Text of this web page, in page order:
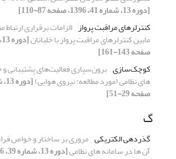
[دوره 13، شماره 41، 1396، صفحه 87-110]
کنترلرهای مراقبت پرواز الزامات برقراری
مابین کنترلرهای مراقبت پرواز با خلبانان
صفحه 143-161]
کوچک‌سازی برون‌سپاری فعالیت‌های پشتیبانی
های نظامی (مورد مطالعه: نیروی هوایی)
صفحه 29-51]
گ
گذردهی الکتریکی مروری بر ساختار و خواص
آن ها در سامانه های نظامی